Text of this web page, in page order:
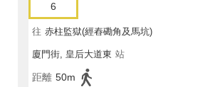
6
往 赤柱監獄(經舂磡角及馬坑)
廈門街, 皇后大道東 站
距離 50m